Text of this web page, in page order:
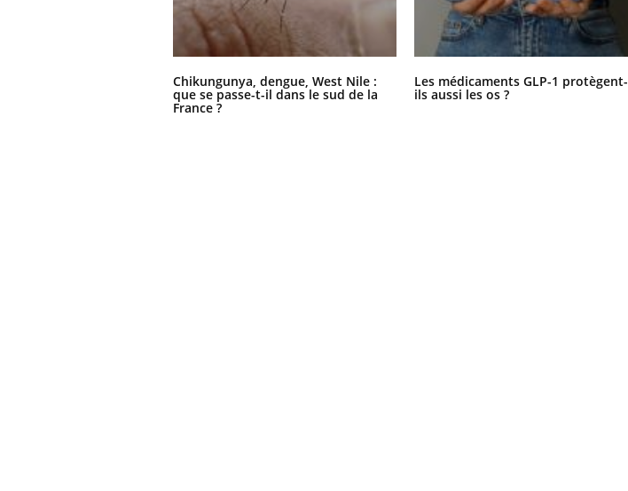
Chikungunya, dengue, West Nile :
que se passe-t-il dans le sud de la
France ?
Les médicaments GLP-1 protègent-
ils aussi les os ?